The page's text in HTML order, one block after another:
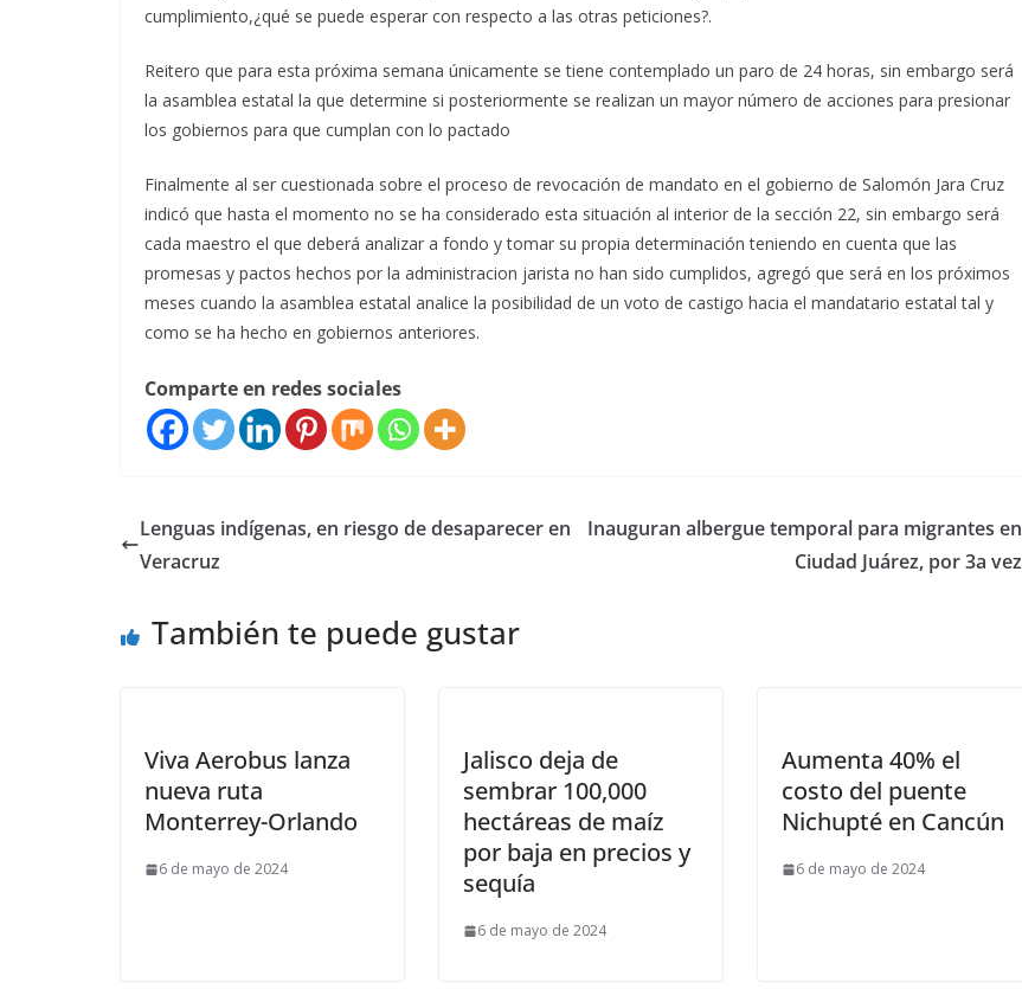
cumplimiento,¿qué se puede esperar con respecto a las otras peticiones?.
Reitero que para esta próxima semana únicamente se tiene contemplado un paro de 24 horas, sin embargo será
la asamblea estatal la que determine si posteriormente se realizan un mayor número de acciones para presionar
los gobiernos para que cumplan con lo pactado
Finalmente al ser cuestionada sobre el proceso de revocación de mandato en el gobierno de Salomón Jara Cruz
indicó que hasta el momento no se ha considerado esta situación al interior de la sección 22, sin embargo será
cada maestro el que deberá analizar a fondo y tomar su propia determinación teniendo en cuenta que las
promesas y pactos hechos por la administracion jarista no han sido cumplidos, agregó que será en los próximos
meses cuando la asamblea estatal analice la posibilidad de un voto de castigo hacia el mandatario estatal tal y
como se ha hecho en gobiernos anteriores.
Comparte en redes sociales
Lenguas indígenas, en riesgo de desaparecer en
Veracruz
Inauguran albergue temporal para migrantes en
Ciudad Juárez, por 3a vez
También te puede gustar
Viva Aerobus lanza
nueva ruta
Monterrey-Orlando
6 de mayo de 2024
Jalisco deja de
sembrar 100,000
hectáreas de maíz
por baja en precios y
sequía
6 de mayo de 2024
Aumenta 40% el
costo del puente
Nichupté en Cancún
6 de mayo de 2024